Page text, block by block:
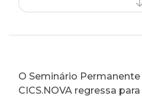
O Seminário
CICS.NOVA regressa